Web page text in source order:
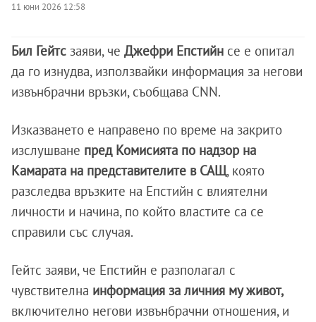
11 юни 2026 12:58
Бил Гейтс заяви, че Джефри Епстийн се е опитал
да го изнудва, използвайки информация за негови
извънбрачни връзки, съобщава CNN.
Изказването е направено по време на закрито
изслушване пред Комисията по надзор на
Камарата на представителите в САЩ, която
разследва връзките на Епстийн с влиятелни
личности и начина, по който властите са се
справили със случая.
Гейтс заяви, че Епстийн е разполагал с
чувствителна информация за личния му живот,
включително негови извънбрачни отношения, и